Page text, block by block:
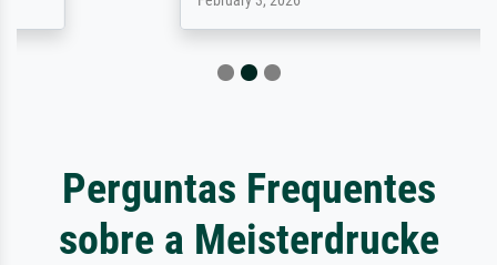
Perguntas Frequentes
sobre a Meisterdrucke